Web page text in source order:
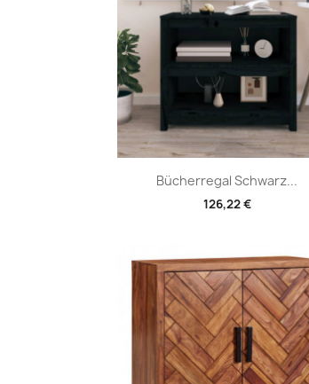
Bücherregal Schwarz...
126,22 €
Vorschau